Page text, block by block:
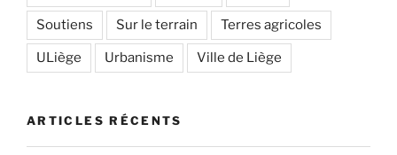
Soutiens Sur le terrain Terres agricoles
ULiège Urbanisme Ville de Liège
ARTICLES RÉCENTS